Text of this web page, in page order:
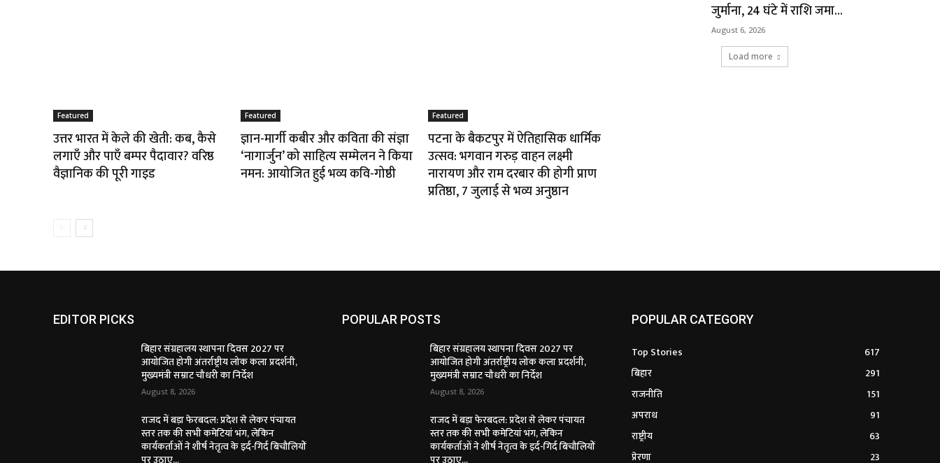
Featured
उत्तर भारत में केले की खेती: कब, कैसे
लगाएँ और पाएँ बम्पर पैदावार? वरिष्ठ
वैज्ञानिक की पूरी गाइड
Featured
ज्ञान-मार्गी कबीर और कविता की संज्ञा
‘नागार्जुन’ को साहित्य सम्मेलन ने किया
नमन: आयोजित हुई भव्य कवि-गोष्ठी
Featured
पटना के बैकटपुर में ऐतिहासिक धार्मिक
उत्सव: भगवान गरुड़ वाहन लक्ष्मी
नारायण और राम दरबार की होगी प्राण
प्रतिष्ठा, 7 जुलाई से भव्य अनुष्ठान
जुर्माना, 24 घंटे में राशि जमा...
August 6, 2026
Load more
EDITOR PICKS
बिहार संग्रहालय स्थापना दिवस 2027 पर
आयोजित होगी अंतर्राष्ट्रीय लोक कला प्रदर्शनी,
मुख्यमंत्री सम्राट चौधरी का निर्देश
August 8, 2026
राजद में बड़ा फेरबदल: प्रदेश से लेकर पंचायत
स्तर तक की सभी कमेटियां भंग, लेकिन
कार्यकर्ताओं ने शीर्ष नेतृत्व के इर्द-गिर्द बिचौलियों
POPULAR POSTS
बिहार संग्रहालय स्थापना दिवस 2027 पर
आयोजित होगी अंतर्राष्ट्रीय लोक कला प्रदर्शनी,
मुख्यमंत्री सम्राट चौधरी का निर्देश
August 8, 2026
राजद में बड़ा फेरबदल: प्रदेश से लेकर पंचायत
स्तर तक की सभी कमेटियां भंग, लेकिन
कार्यकर्ताओं ने शीर्ष नेतृत्व के इर्द-गिर्द बिचौलियों
POPULAR CATEGORY
Top Stories
617
बिहार
291
राजनीति
151
अपराध
91
राष्ट्रीय
63
प्रेरणा
23